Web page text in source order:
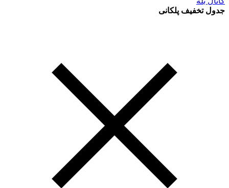
جدول تخفیف پلکانی